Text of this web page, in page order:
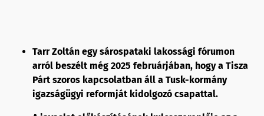
Tarr Zoltán egy sárospataki lakossági fórumon
arról beszélt még 2025 februárjában, hogy a Tisza
Párt szoros kapcsolatban áll a Tusk-kormány
igazságügyi reformját kidolgozó csapattal.